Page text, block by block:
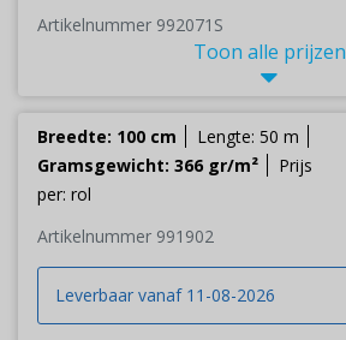
Artikelnummer 992071S
Toon alle prijzen
Breedte: 100 cm
Lengte: 50 m
Gramsgewicht: 366 gr/m²
Prijs
per: rol
Artikelnummer 991902
Leverbaar vanaf 11-08-2026